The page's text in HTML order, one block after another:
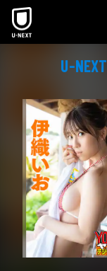
本文へスキップ
U-NEXT